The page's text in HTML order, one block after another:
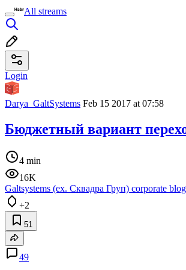
All streams
Login
Darya_GaltSystems Feb 15 2017 at 07:58
Бюджетный вариант
4 min
16K
Galtsystems (ex. Сквадра Груп) corporate blog
+2
51
49